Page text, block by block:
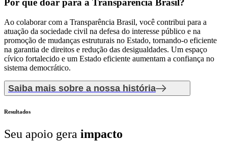
Por que doar para a Transparência Brasil?
Ao colaborar com a Transparência Brasil, você contribui para a
atuação da sociedade civil na defesa do interesse público e na
promoção de mudanças estruturais no Estado, tornando-o eficiente
na garantia de direitos e redução das desigualdades. Um espaço
cívico fortalecido e um Estado eficiente aumentam a confiança no
sistema democrático.
Saiba mais sobre a nossa história
Resultados
Seu apoio gera impacto